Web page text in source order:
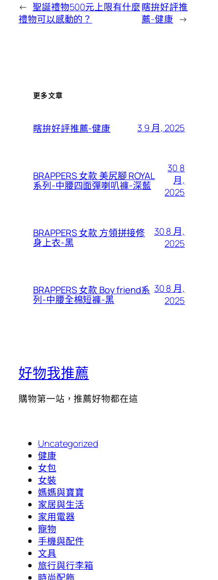
← 聖誕禮物500元上限有什麼
禮物可以感動的？
瞎拚好評推
薦-健康 →
更多文章
瞎拚好評推薦-健康 3 9 月, 2025
BRAPPERS 女款 美尻腳 ROYAL
系列-中腰四面彈喇叭褲-深藍
30 8
月,
2025
BRAPPERS 女款 方領拼接修
身上衣-黑
30 8 月,
2025
BRAPPERS 女款 Boy friend系
列-中腰全棉短褲-黑
30 8 月,
2025
好物我推薦
購物第一站，推薦好物都在這
Uncategorized
健康
女包
女裝
媽媽與寶寶
家居與生活
家用電器
寵物
手機與配件
文具
旅行與行李箱
時尚配飾